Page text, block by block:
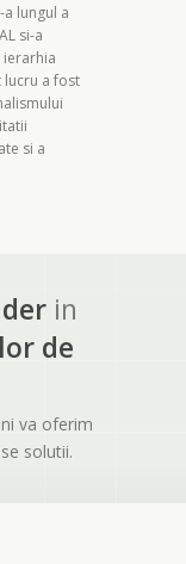
lungul a
si-a
a fost
si a
in
de
va oferim
solutii.